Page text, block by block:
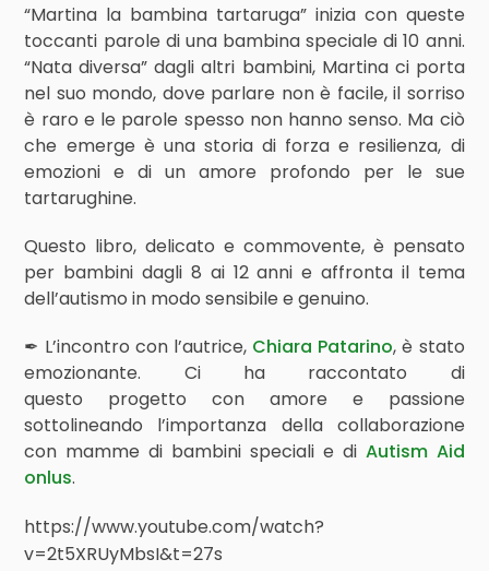
“Martina la bambina tartaruga” inizia con queste
toccanti parole di una bambina speciale di 10 anni.
“Nata diversa” dagli altri bambini, Martina ci porta
nel suo mondo, dove parlare non è facile, il sorriso
è raro e le parole spesso non hanno senso. Ma ciò
che emerge è una storia di forza e resilienza, di
emozioni e di un amore profondo per le sue
tartarughine.
Questo libro, delicato e commovente, è pensato
per bambini dagli 8 ai 12 anni e affronta il tema
dell’autismo in modo sensibile e genuino.
✒ L’incontro con l’autrice, Chiara Patarino, è stato
emozionante. Ci ha raccontato di
questo progetto con amore e passione
sottolineando l’importanza della collaborazione
con mamme di bambini speciali e di Autism Aid
onlus.
https://www.youtube.com/watch?
v=2t5XRUyMbsI&t=27s